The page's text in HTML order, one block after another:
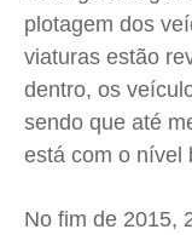
plotagem dos
viaturas estão
dentro, os
sendo que até
está com o nível
No fim de 2015,